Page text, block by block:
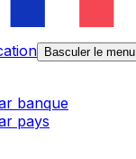
Basculer le menu
banque
pays